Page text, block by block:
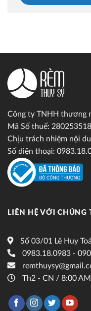
Công ty TNHH thương
Mã Số thuế:
Chịu trách nhiệm nội
Số điện thoại:
LIÊN HỆ VỚI CHÚNG
Số 03/01 Lê Huy
0983.18.0983 -
Th2 - CN / 8:00